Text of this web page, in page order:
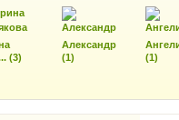
(3)
Александр
(1)
(1)